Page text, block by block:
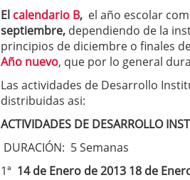
El calendario B, el año escolar
septiembre, dependiendo de la
principios de diciembre o finales
Año nuevo, que por lo general
Las actividades de Desarrollo
distribuidas asi:
ACTIVIDADES DE DESARROLLO
DURACIÓN: 5 Semanas
1ª 14 de Enero de 2013 18 de